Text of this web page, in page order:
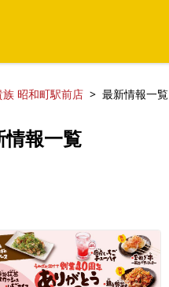
族 昭和町駅前店 最新情報一覧
報一覧